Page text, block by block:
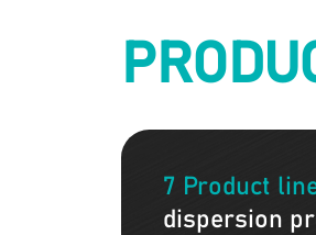
7 Product
dispersion